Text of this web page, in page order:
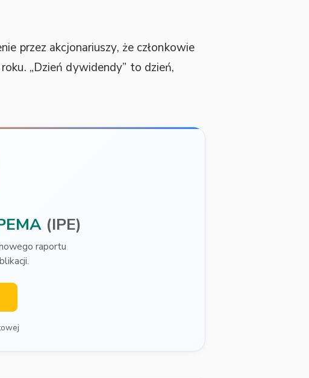
przez akcjonariuszy, że członkowie
„Dzień dywidendy” to dzień,
(IPE)
raportu